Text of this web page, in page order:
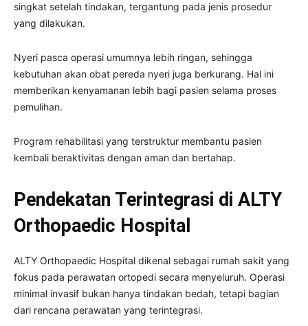
singkat setelah tindakan, tergantung pada jenis prosedur
yang dilakukan.
Nyeri pasca operasi umumnya lebih ringan, sehingga
kebutuhan akan obat pereda nyeri juga berkurang. Hal ini
memberikan kenyamanan lebih bagi pasien selama proses
pemulihan.
Program rehabilitasi yang terstruktur membantu pasien
kembali beraktivitas dengan aman dan bertahap.
Pendekatan Terintegrasi di ALTY
Orthopaedic Hospital
ALTY Orthopaedic Hospital dikenal sebagai rumah sakit yang
fokus pada perawatan ortopedi secara menyeluruh. Operasi
minimal invasif bukan hanya tindakan bedah, tetapi bagian
dari rencana perawatan yang terintegrasi.